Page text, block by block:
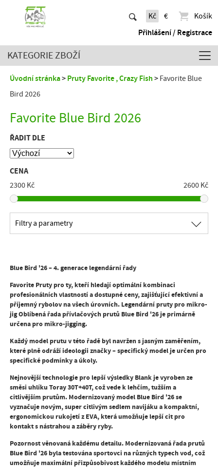
Kč €
Košík
Přihlášení / Registrace
KATEGORIE ZBOŽÍ
Úvodní stránka Pruty Favorite , Crazy Fish
Favorite Blue
Bird 2026
Favorite Blue Bird 2026
ŘADIT DLE
CENA
2300 Kč
2600 Kč
Filtry a parametry ∟
Blue Bird '26 – 4. generace legendární řady
Favorite Pruty pro ty, kteří hledají optimální kombinaci
profesionálních vlastností a dostupné ceny, zajišťující efektivní a
příjemný rybolov na všech úrovních. Legendární pruty pro mikro-
jig Oblíbená řada přívlačových prutů Blue Bird '26 je primárně
určena pro mikro-jigging.
Každý model prutu v této řadě byl navržen s jasným zaměřením,
které plně odráží ideologii značky – specifický model je určen pro
specifické podmínky a úkoly.
Nejnovější technologie pro lepší výsledky Blank je vyroben ze
směsi uhlíku Toray 30T+40T, což vede k lehčím, tužším a
citlivějším prutům. Modernizovaný model Blue Bird '26 se
vyznačuje novým, super citlivým sedlem navijáku a kompaktní,
ergonomickou rukojetí z EVA, která umožňuje lepší cit pro
kontakt s nástrahou a záběry ryby.
Pozornost věnovaná každému detailu. Modernizovaná řada prutů
Blue Bird '26 byla testována sportovci na různých typech vod, což
umožňuje maximální přizpůsobivost každého modelu místním